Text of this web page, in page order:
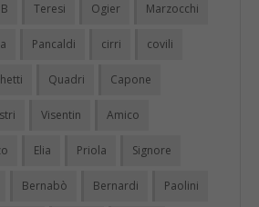
Teresi Ogier Marzocchi
Pancaldi cirri covili
Quadri Capone
Visentin Amico
Elia Priola Signore
Bernabò Bernardi Paolini